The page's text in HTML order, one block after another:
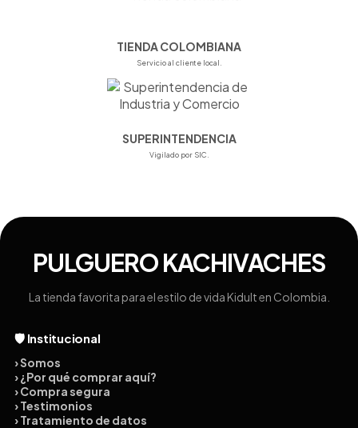
TIENDA COLOMBIANA
Servicio al cliente local.
SUPERINTENDENCIA
Vigilado por SIC.
PULGUERO KACHIVACHES
La tienda favorita para el estilo de vida Kidult en Colombia.
🛡️ Institucional
› Somos
› ¿Por qué comprar aquí?
› Compra segura
› Testimonios
› Tratamiento de datos